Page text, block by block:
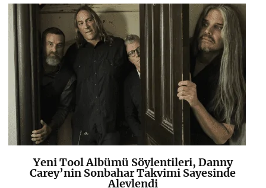
K+
Yeni Tool Albümü Söylentileri, Danny
Carey’nin Sonbahar Takvimi Sayesinde
Alevlendi